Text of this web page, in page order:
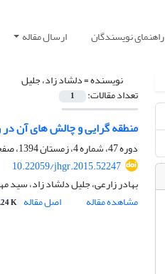
راهنمای نویسندگان ارسال مقاله
نویسنده =دلشاد زاد، جلیل
تعداد مقالات: 1
منطقه گرایی و چالش های آن در
دوره 47، شماره 4، زمستان 1394، صفحه
10.22059/jhgr.2015.52247
بهادر زارعی، جلیل دلشاد زاد،
مشاهده مقاله
اصل مقاله K